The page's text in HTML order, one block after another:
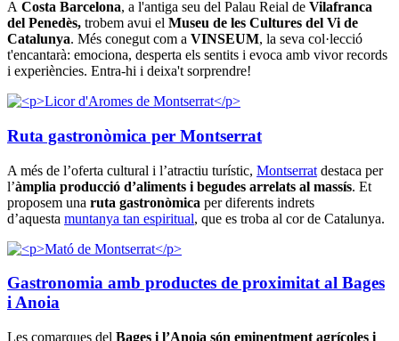
A Costa Barcelona, a l'antiga seu del Palau Reial de Vilafranca
del Penedès, trobem avui el Museu de les Cultures del Vi de
Catalunya. Més conegut com a VINSEUM, la seva col·lecció
t'encantarà: emociona, desperta els sentits i evoca amb vivor records
i experiències. Entra-hi i deixa't sorprendre!
Ruta gastronòmica per Montserrat
A més de l’oferta cultural i l’atractiu turístic, Montserrat destaca per
l’àmplia producció d’aliments i begudes arrelats al massís. Et
proposem una ruta gastronòmica per diferents indrets
d’aquesta muntanya tan espiritual, que es troba al cor de Catalunya.
Gastronomia amb productes de proximitat al Bages
i Anoia
Les comarques del Bages i l’Anoia són eminentment agrícoles i